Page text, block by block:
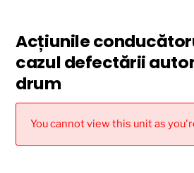
Acțiunile
cazul defectării
drum
You cannot view this unit as